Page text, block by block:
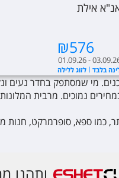
אילת
₪576
בלבד לזוג ללילה
01.09.26 -
מי שמסתפק בחדר נעים
כמו ספא, סופרמרקט, חנות
ותהנו